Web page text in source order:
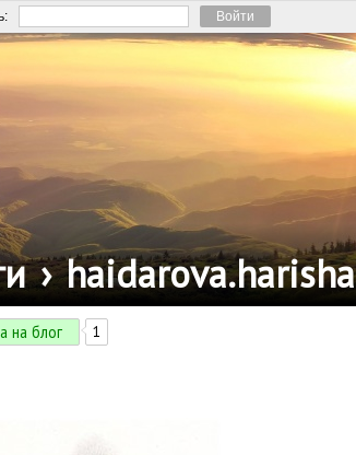
› haidarova.harisha
на блог 1